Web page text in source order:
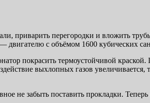
приварить перегородки и вложить
двигателю с объёмом 1600 кубических
покрасить термоустойчивой
выхлопных газов
не забыть поставить прокладки.